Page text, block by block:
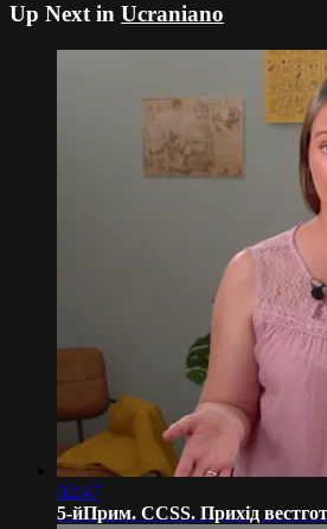
Up Next in Ucraniano
02:47
5-йПрим. CCSS. Прихід